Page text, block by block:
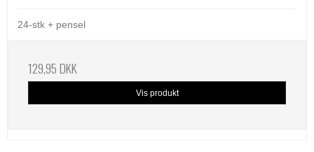
24-stk + pensel
129,95 DKK
Vis produkt